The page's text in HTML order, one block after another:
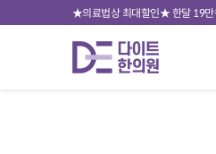
★의료법상 최대할인★ 한달 19만